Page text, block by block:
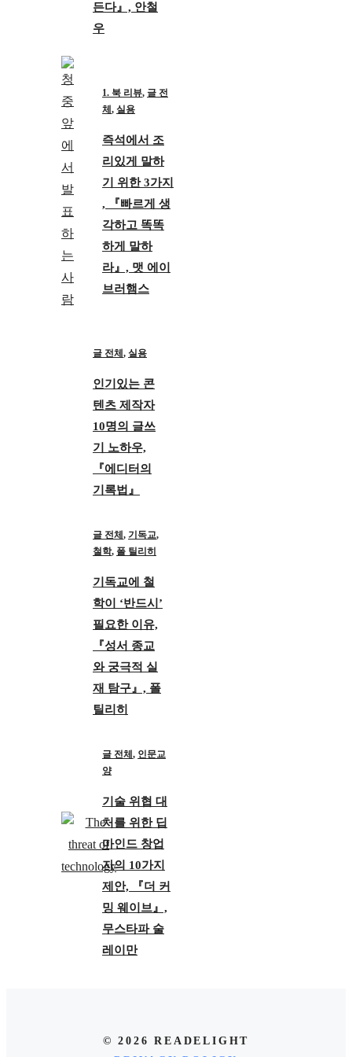
든다』, 안철
우
1. 북 리뷰, 글 전
체, 실용
즉석에서 조
리있게 말하
기 위한 3가지
, 『빠르게 생
각하고 똑똑
하게 말하
라』, 맷 에이
브러햄스
글 전체, 실용
인기있는 콘
텐츠 제작자
10명의 글쓰
기 노하우,
『에디터의
기록법』
글 전체, 기독교,
철학, 폴 틸리히
기독교에 철
학이 ‘반드시’
필요한 이유,
『성서 종교
와 궁극적 실
재 탐구』, 폴
틸리히
글 전체, 인문교
양
기술 위협 대
처를 위한 딥
마인드 창업
자의 10가지
제안, 『더 커
밍 웨이브』,
무스타파 술
레이만
© 2026 READELIGHT